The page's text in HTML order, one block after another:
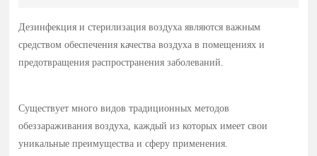
Дезинфекция и стерилизация воздуха являются важным
средством обеспечения качества воздуха в помещениях и
предотвращения распространения заболеваний.
Существует много видов традиционных методов
обеззараживания воздуха, каждый из которых имеет свои
уникальные преимущества и сферу применения.